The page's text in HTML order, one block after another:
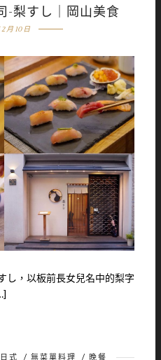
-梨すし｜岡山美食
2 月 10 日
し，以板前長女兒名中的梨字
日式 / 無菜單料理 / 晚餐